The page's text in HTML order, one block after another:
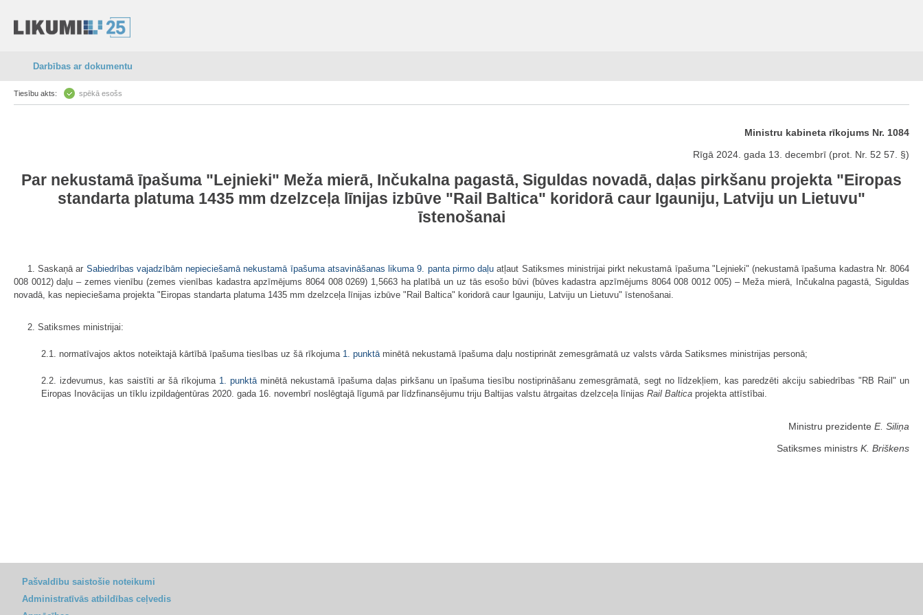
Darbības ar dokumentu
Tiesību akts: spēkā esošs
Ministru kabineta rīkojums Nr. 1084
Rīgā 2024. gada 13. decembrī (prot. Nr. 52 57. §)
Par nekustamā īpašuma "Lejnieki" Meža mierā, Inčukalna pagastā, Siguldas novadā, daļas pirkšanu projekta "Eiropas
standarta platuma 1435 mm dzelzceļa līnijas izbūve "Rail Baltica" koridorā caur Igauniju, Latviju un Lietuvu"
īstenošanai
1. Saskaņā ar Sabiedrības vajadzībām nepieciešamā nekustamā īpašuma atsavināšanas likuma 9. panta pirmo daļu atļaut Satiksmes ministrijai pirkt nekustamā īpašuma "Lejnieki" (nekustamā īpašuma kadastra Nr. 8064
008 0012) daļu – zemes vienību (zemes vienības kadastra apzīmējums 8064 008 0269) 1,5663 ha platībā un uz tās esošo būvi (būves kadastra apzīmējums 8064 008 0012 005) – Meža mierā, Inčukalna pagastā, Siguldas
novadā, kas nepieciešama projekta "Eiropas standarta platuma 1435 mm dzelzceļa līnijas izbūve "Rail Baltica" koridorā caur Igauniju, Latviju un Lietuvu" īstenošanai.
2. Satiksmes ministrijai:
2.1. normatīvajos aktos noteiktajā kārtībā īpašuma tiesības uz šā rīkojuma 1. punktā minētā nekustamā īpašuma daļu nostiprināt zemesgrāmatā uz valsts vārda Satiksmes ministrijas personā;
2.2. izdevumus, kas saistīti ar šā rīkojuma 1. punktāminētā nekustamā īpašuma daļas pirkšanu un īpašuma tiesību nostiprināšanu zemesgrāmatā, segt no līdzekļiem, kas paredzēti akciju sabiedrības "RB Rail" un
Eiropas Inovācijas un tīklu izpildaģentūras 2020. gada 16. novembrī noslēgtajā līgumā par līdzfinansējumu triju Baltijas valstu ātrgaitas dzelzceļa līnijas Rail Baltica projekta attīstībai.
Ministru prezidente E. Siliņa
Satiksmes ministrs K. Briškens
Pašvaldību saistošie noteikumi
Administratīvās atbildības ceļvedis